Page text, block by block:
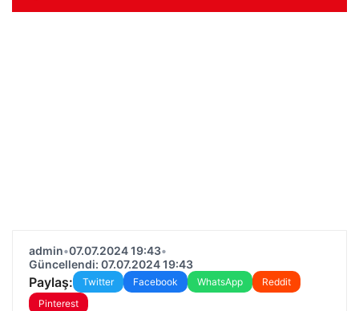
admin•07.07.2024 19:43•
Güncellendi: 07.07.2024 19:43
Paylaş: Twitter Facebook WhatsApp
Reddit
Pinterest